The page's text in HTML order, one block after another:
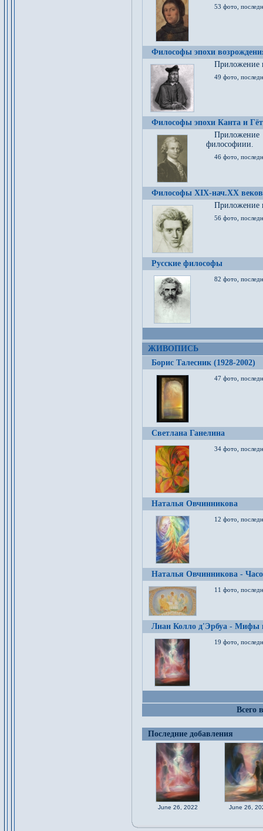
53 фото,
Философы эпохи
Приложение
49 фото,
Философы эпохи Канта и
философиии.
46 фото,
Философы XIX-нач.XX веков
Приложение
56 фото,
Русские философы
82 фото,
ЖИВОПИСЬ
Борис Талесник (1928-2002)
47 фото,
Светлана Ганелина
34 фото,
Наталья Овчинникова
12 фото,
Наталья Овчинникова -
11 фото,
Лиан Колло д'Эрбуа - Мифы
19 фото,
Всего
Последние добавления
June 26, 2022 June 26,